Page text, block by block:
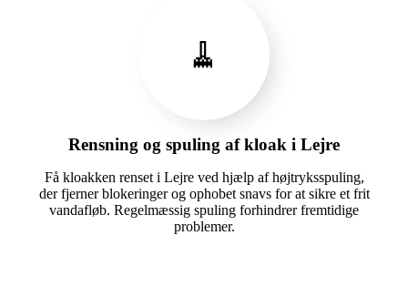
🧹
Rensning og spuling af kloak i Lejre
Få kloakken renset i Lejre ved hjælp af højtryksspuling,
der fjerner blokeringer og ophobet snavs for at sikre et frit
vandafløb. Regelmæssig spuling forhindrer fremtidige
problemer.